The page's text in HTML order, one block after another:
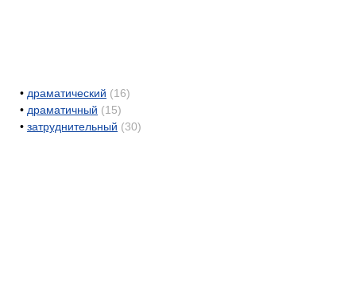
• драматический (16)
• драматичный (15)
• затруднительный (30)